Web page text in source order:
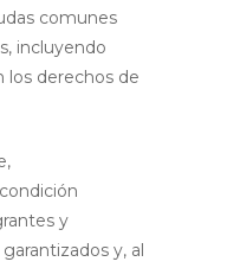
comunes
incluyendo
los derechos de
y
y, al